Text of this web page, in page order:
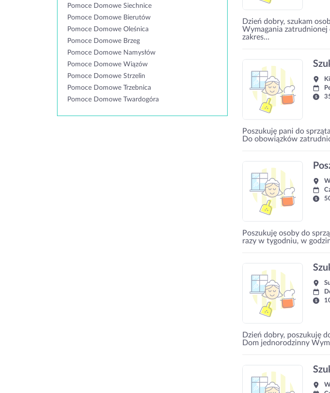
Pomoce Domowe Siechnice
Pomoce Domowe Bierutów
Pomoce Domowe Oleśnica
Pomoce Domowe Brzeg
Pomoce Domowe Namysłów
Pomoce Domowe Wiązów
Pomoce Domowe Strzelin
Pomoce Domowe Trzebnica
Pomoce Domowe Twardogóra
Dzień dobry, szukam
Wymagania zatrudnionej
zakres...
Poszukuję pani do
Do obowiązków
Poszukuję osoby do
razy w tygodniu, w
Dzień dobry, poszukuję
Dom jednorodzinny